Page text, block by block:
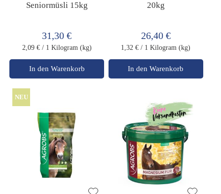
Seniormüsli 15kg
31,30 €
2,09 € / 1 Kilogram (kg)
In den Warenkorb
20kg
26,40 €
1,32 € / 1 Kilogram (kg)
In den Warenkorb
NEU